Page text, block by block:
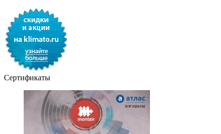
Сертификаты